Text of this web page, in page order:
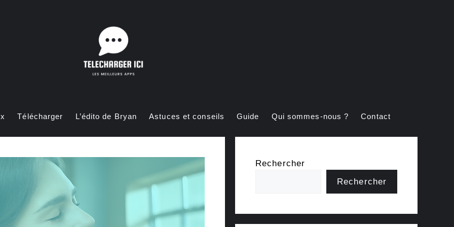
Télécharger L’édito de Bryan Astuces et conseils Guide Qui sommes-nous ? Contact
Rechercher
Rechercher